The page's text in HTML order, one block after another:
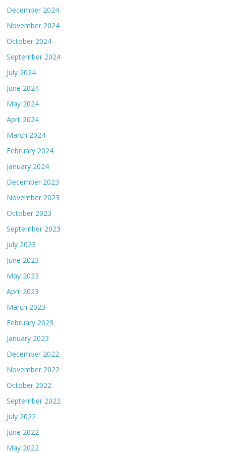
December 2024
November 2024
October 2024
September 2024
July 2024
June 2024
May 2024
April 2024
March 2024
February 2024
January 2024
December 2023
November 2023
October 2023
September 2023
July 2023
June 2023
May 2023
April 2023
March 2023
February 2023
January 2023
December 2022
November 2022
October 2022
September 2022
July 2022
June 2022
May 2022